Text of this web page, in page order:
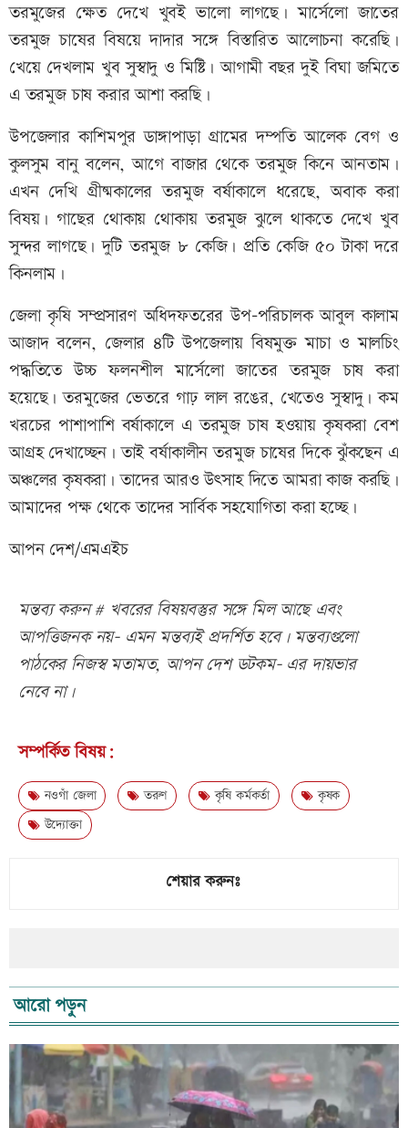
তরমুজের ক্ষেত দেখে খুবই ভালো লাগছে। মার্সেলো জাতের
তরমুজ চাষের বিষয়ে দাদার সঙ্গে বিস্তারিত আলোচনা করেছি।
খেয়ে দেখলাম খুব সুস্বাদু ও মিষ্টি। আগামী বছর দুই বিঘা জমিতে
এ তরমুজ চাষ করার আশা করছি।
উপজেলার কাশিমপুর ডাঙ্গাপাড়া গ্রামের দম্পতি আলেক বেগ ও
কুলসুম বানু বলেন, আগে বাজার থেকে তরমুজ কিনে আনতাম।
এখন দেখি গ্রীষ্মকালের তরমুজ বর্ষাকালে ধরেছে, অবাক করা
বিষয়। গাছের থোকায় থোকায় তরমুজ ঝুলে থাকতে দেখে খুব
সুন্দর লাগছে। দুটি তরমুজ ৮ কেজি। প্রতি কেজি ৫০ টাকা দরে
কিনলাম।
জেলা কৃষি সম্প্রসারণ অধিদফতরের উপ-পরিচালক আবুল কালাম
আজাদ বলেন, জেলার ৪টি উপজেলায় বিষমুক্ত মাচা ও মালচিং
পদ্ধতিতে উচ্চ ফলনশীল মার্সেলো জাতের তরমুজ চাষ করা
হয়েছে। তরমুজের ভেতরে গাঢ় লাল রঙের, খেতেও সুস্বাদু। কম
খরচের পাশাপাশি বর্ষাকালে এ তরমুজ চাষ হওয়ায় কৃষকরা বেশ
আগ্রহ দেখাচ্ছেন। তাই বর্ষাকালীন তরমুজ চাষের দিকে ঝুঁকছেন এ
অঞ্চলের কৃষকরা। তাদের আরও উৎসাহ দিতে আমরা কাজ করছি।
আমাদের পক্ষ থেকে তাদের সার্বিক সহযোগিতা করা হচ্ছে।
আপন দেশ/এমএইচ
মন্তব্য করুন # খবরের বিষয়বস্তুর সঙ্গে মিল আছে এবং
আপত্তিজনক নয়- এমন মন্তব্যই প্রদর্শিত হবে। মন্তব্যগুলো
পাঠকের নিজস্ব মতামত, আপন দেশ ডটকম- এর দায়ভার
নেবে না।
সম্পর্কিত বিষয়:
নওগাঁ জেলা তরুণ কৃষি কর্মকর্তা
কৃষক
উদ্যোক্তা
শেয়ার করুনঃ
আরো পড়ুন